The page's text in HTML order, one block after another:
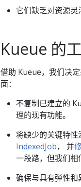
它们缺乏对资源灵
Kueue 的
借助 Kueue，我们决
面：
不复制已建立的
理的现有功能。
将缺少的关键特性
IndexedJob， 并
一段路，但我们相
确保与具有弹性和